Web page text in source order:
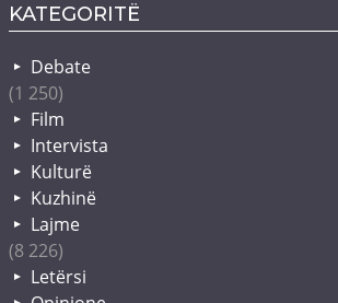
KATEGORITË
Debate
(1 250)
Film
Intervista
Kulturë
Kuzhinë
Lajme
(8 226)
Letërsi